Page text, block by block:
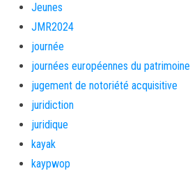
Jeunes
JMR2024
journée
journées européennes du patrimoine
jugement de notoriété acquisitive
juridiction
juridique
kayak
kaypwop